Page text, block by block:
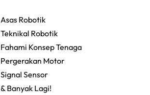
Asas Robotik
Teknikal Robotik
Fahami Konsep Tenaga
Pergerakan Motor
Signal Sensor
& Banyak Lagi!